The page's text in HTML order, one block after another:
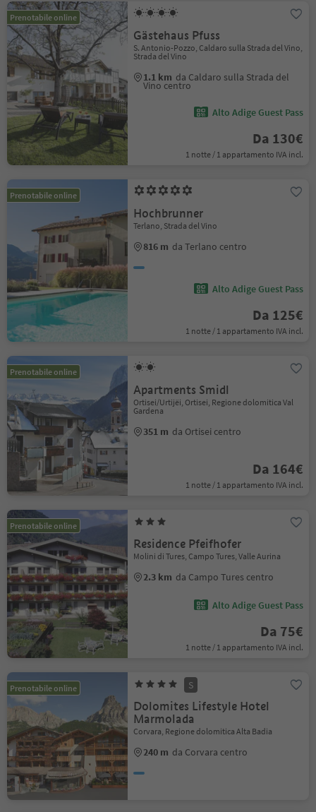
Prenotabile online
Gästehaus Pfuss
S. Antonio-Pozzo, Caldaro sulla Strada del Vino,
Strada del Vino
1.1 km da Caldaro sulla Strada del
Vino centro
Alto Adige Guest Pass
Da 130€
1 notte / 1 appartamento IVA incl.
Prenotabile online
Hochbrunner
Terlano, Strada del Vino
816 m da Terlano centro
Alto Adige Guest Pass
Da 125€
1 notte / 1 appartamento IVA incl.
Prenotabile online
Apartments Smidl
Ortisei/Urtijëi, Ortisei, Regione dolomitica Val
Gardena
351 m da Ortisei centro
Da 164€
1 notte / 1 appartamento IVA incl.
Prenotabile online
Residence Pfeifhofer
Molini di Tures, Campo Tures, Valle Aurina
2.3 km da Campo Tures centro
Alto Adige Guest Pass
Da 75€
1 notte / 1 appartamento IVA incl.
Prenotabile online S
Dolomites Lifestyle Hotel
Marmolada
Corvara, Regione dolomitica Alta Badia
240 m da Corvara centro